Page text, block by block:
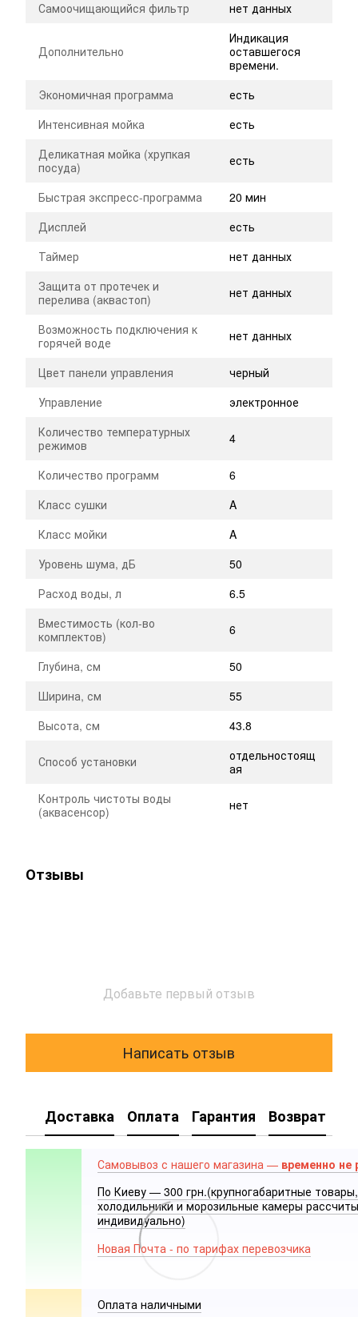
Самоочищающийся фильтр нет данных
Дополнительно
Индикация
оставшегося
времени.
Экономичная программа
есть
Интенсивная мойка
есть
Деликатная мойка (хрупкая
посуда)
есть
Быстрая экспресс-программа
20 мин
Дисплей
есть
Таймер
нет данных
Защита от протечек и
перелива (аквастоп)
нет данных
Возможность подключения к
горячей воде
нет данных
Цвет панели управления
черный
Управление
электронное
Количество температурных
режимов
4
Количество программ
6
Класс сушки
A
Класс мойки
A
Уровень шума, дБ
50
Расход воды, л
6.5
Вместимость (кол-во
комплектов)
6
Глубина, см
50
Ширина, см
55
Высота, см
43.8
Способ установки
отдельностоящ
ая
Контроль чистоты воды
(аквасенсор)
нет
Отзывы
Добавьте первый отзыв
Написать отзыв
Доставка Оплата Гарантия Возврат
Самовывоз с нашего магазина — временно не
По Киеву — 300 грн.(крупногабаритные товары,
холодильники и морозильные камеры
индивидуально)
Новая Почта - по тарифах перевозчика
Оплата наличными